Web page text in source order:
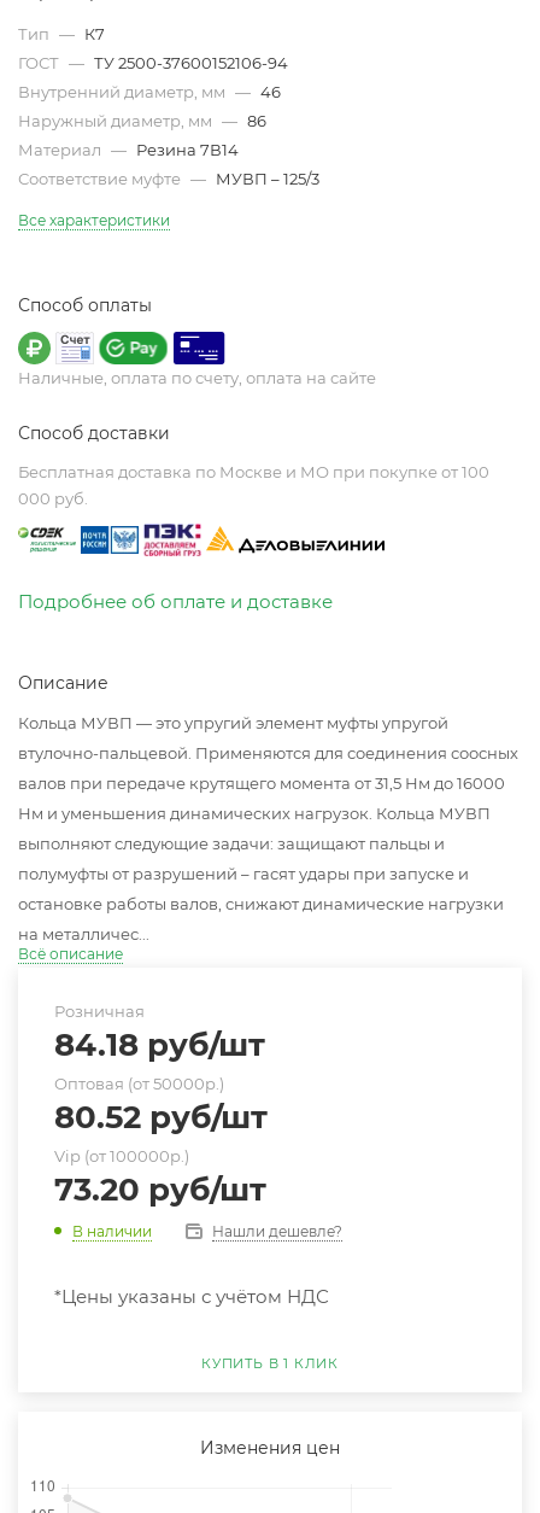
Тип — К7
ГОСТ — ТУ 2500-37600152106-94
Внутренний диаметр, мм — 46
Наружный диаметр, мм — 86
Материал — Резина 7В14
Соответствие муфте — МУВП – 125/3
Все характеристики
Способ оплаты
Наличные, оплата по счету, оплата на сайте
Способ доставки
Бесплатная доставка по Москве и МО при покупке от 100
000 руб.
Подробнее об оплате и доставке
Описание
Кольца МУВП — это упругий элемент муфты упругой
втулочно-пальцевой. Применяются для соединения соосных
валов при передаче крутящего момента от 31,5 Нм до 16000
Нм и уменьшения динамических нагрузок. Кольца МУВП
выполняют следующие задачи: защищают пальцы и
полумуфты от разрушений – гасят удары при запуске и
остановке работы валов, снижают динамические нагрузки
на металличес...
Всё описание
Розничная
84.18 руб/шт
Оптовая (от 50000р.)
80.52 руб/шт
Vip (от 100000р.)
73.20 руб/шт
В наличии Нашли дешевле?
*Цены указаны с учётом НДС
КУПИТЬ В 1 КЛИК
Изменения цен